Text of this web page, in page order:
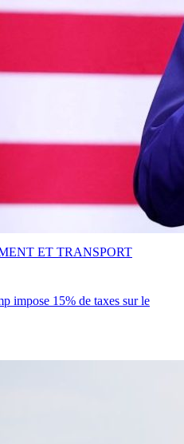
impose 15% de taxes sur le
ET TRANSPORT